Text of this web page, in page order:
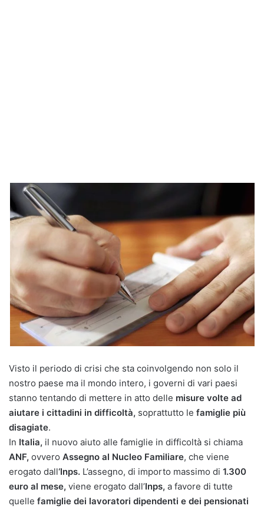
Visto il periodo di crisi che sta coinvolgendo non solo il
nostro paese ma il mondo intero, i governi di vari paesi
stanno tentando di mettere in atto delle misure volte ad
aiutare i cittadini in difficoltà, soprattutto le famiglie più
disagiate.
In Italia, il nuovo aiuto alle famiglie in difficoltà si chiama
ANF, ovvero Assegno al Nucleo Familiare, che viene
erogato dall‘Inps. L’assegno, di importo massimo di 1.300
euro al mese, viene erogato dall’Inps, a favore di tutte
quelle famiglie dei lavoratori dipendenti e dei pensionati